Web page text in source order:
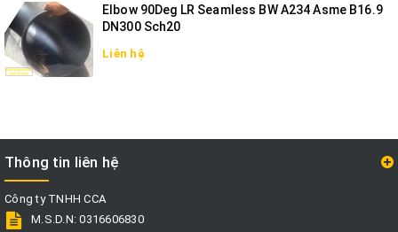
Elbow 90Deg LR Seamless BW A234 Asme B16.9
DN300 Sch20
Liên hệ
Thông tin liên hệ
Công ty TNHH CCA
M.S.D.N: 0316606830